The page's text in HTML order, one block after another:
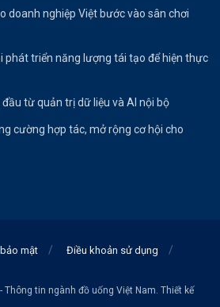
doanh nghiệp Việt bước vào sân chơi
phát triển năng lượng tái tạo để hiện thực
từ quản trị dữ liệu và AI nội bộ
cường hợp tác, mở rộng cơ hội cho
mật
Điều khoản sử dụng
- Thông tin ngành đồ uống Việt Nam. Thiết kế